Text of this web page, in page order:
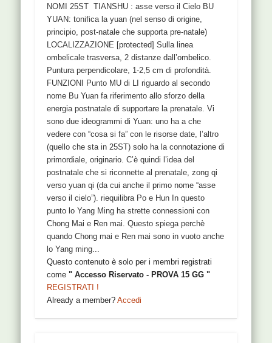
NOMI 25ST TIANSHU : asse verso il Cielo BU
YUAN: tonifica la yuan (nel senso di origine,
principio, post-natale che supporta pre-natale)
LOCALIZZAZIONE [protected] Sulla linea
ombelicale trasversa, 2 distanze dall’ombelico.
Puntura perpendicolare, 1-2,5 cm di profondità.
FUNZIONI Punto MU di LI riguardo al secondo
nome Bu Yuan fa riferimento allo sforzo della
energia postnatale di supportare la prenatale. Vi
sono due ideogrammi di Yuan: uno ha a che
vedere con “cosa si fa” con le risorse date, l’altro
(quello che sta in 25ST) solo ha la connotazione di
primordiale, originario. C’è quindi l’idea del
postnatale che si riconnette al prenatale, zong qi
verso yuan qi (da cui anche il primo nome “asse
verso il cielo”). riequilibra Po e Hun In questo
punto lo Yang Ming ha strette connessioni con
Chong Mai e Ren mai. Questo spiega perchè
quando Chong mai e Ren mai sono in vuoto anche
lo Yang ming...
Questo contenuto è solo per i membri registrati
come" Accesso Riservato - PROVA 15 GG "
REGISTRATI !
Already a member?Accedi